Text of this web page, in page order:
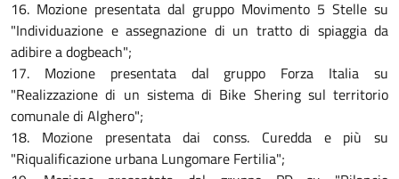
16. Mozione presentata dal gruppo Movimento 5 Stelle su
"Individuazione e assegnazione di un tratto di spiaggia da
adibire a dogbeach";
17. Mozione presentata dal gruppo Forza Italia su
"Realizzazione di un sistema di Bike Shering sul territorio
comunale di Alghero";
18. Mozione presentata dai conss. Curedda e più su
"Riqualificazione urbana Lungomare Fertilia";